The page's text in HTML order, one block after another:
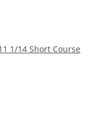
1/14 Short Course